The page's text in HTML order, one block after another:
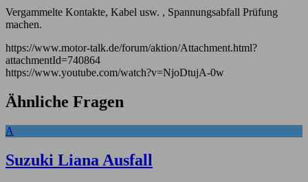
Vergammelte Kontakte, Kabel usw. , Spannungsabfall Prüfung
machen.
https://www.motor-talk.de/forum/aktion/Attachment.html?
attachmentId=740864
https://www.youtube.com/watch?v=NjoDtujA-0w
Ähnliche Fragen
A
Suzuki Liana Ausfall